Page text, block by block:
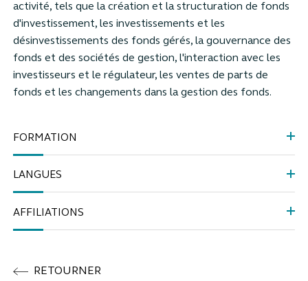
activité, tels que la création et la structuration de fonds
d'investissement, les investissements et les
désinvestissements des fonds gérés, la gouvernance des
fonds et des sociétés de gestion, l'interaction avec les
investisseurs et le régulateur, les ventes de parts de
fonds et les changements dans la gestion des fonds.
FORMATION
LANGUES
AFFILIATIONS
RETOURNER